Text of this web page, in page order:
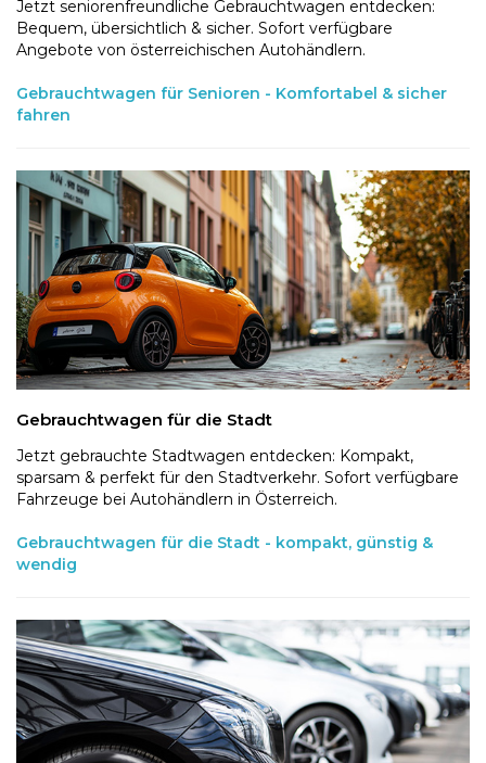
Jetzt seniorenfreundliche Gebrauchtwagen entdecken:
Bequem, übersichtlich & sicher. Sofort verfügbare
Angebote von österreichischen Autohändlern.
Gebrauchtwagen für Senioren - Komfortabel & sicher
fahren
Gebrauchtwagen für die Stadt
Jetzt gebrauchte Stadtwagen entdecken: Kompakt,
sparsam & perfekt für den Stadtverkehr. Sofort verfügbare
Fahrzeuge bei Autohändlern in Österreich.
Gebrauchtwagen für die Stadt - kompakt, günstig &
wendig